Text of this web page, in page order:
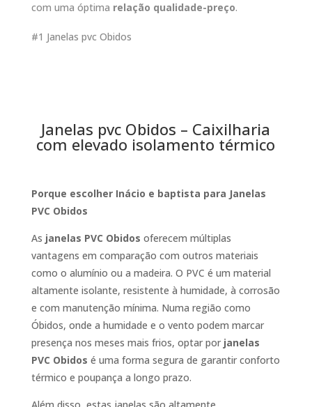
com uma óptima relação qualidade-preço.
#1 Janelas pvc Obidos
Janelas pvc Obidos – Caixilharia
com elevado isolamento térmico
Porque escolher Inácio e baptista para Janelas
PVC Obidos
As janelas PVC Obidos oferecem múltiplas
vantagens em comparação com outros materiais
como o alumínio ou a madeira. O PVC é um material
altamente isolante, resistente à humidade, à corrosão
e com manutenção mínima. Numa região como
Óbidos, onde a humidade e o vento podem marcar
presença nos meses mais frios, optar por janelas
PVC Obidos é uma forma segura de garantir conforto
térmico e poupança a longo prazo.